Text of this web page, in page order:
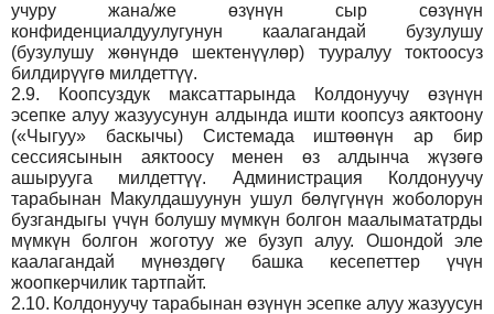
учуру жана/же өзүнүн сыр сөзүнүн
конфиденциалдуулугунун каалагандай бузулушу
(бузулушу жөнүндө шектенүүлөр) тууралуу токтоосуз
билдирүүгө милдеттүү.
2.9.
Коопсуздук максаттарында Колдонуучу өзүнүн
эсепке алуу жазуусунун алдында ишти коопсуз аяктоону
(«Чыгуу» баскычы) Системада иштөөнүн ар бир
сессиясынын аяктоосу менен өз алдынча жүзөгө
ашырууга милдеттүү. Администрация Колдонуучу
тарабынан Макулдашуунун ушул бөлүгүнүн жоболорун
бузгандыгы үчүн болушу мүмкүн болгон маалымататрды
мүмкүн болгон жоготуу же бузуп алуу. Ошондой эле
каалагандай мүнөздөгү башка кесепеттер үчүн
жоопкерчилик тартпайт.
2.10. Колдонуучу тарабынан өзүнүн эсепке алуу жазуусун